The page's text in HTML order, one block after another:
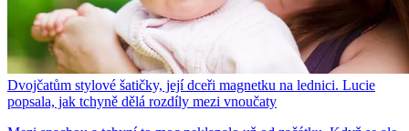
Dvojčatům stylové šatičky, její dceři magnetku na lednici. Lucie
popsala, jak tchyně dělá rozdíly mezi vnoučaty